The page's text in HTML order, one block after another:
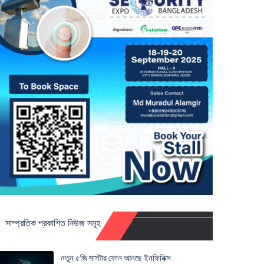
সাম্প্রতিক প্রকাশিত নিউজ সমূহ
নতুন ৫জি মাস্টার ফোন আনছে ইনফিনিক্স